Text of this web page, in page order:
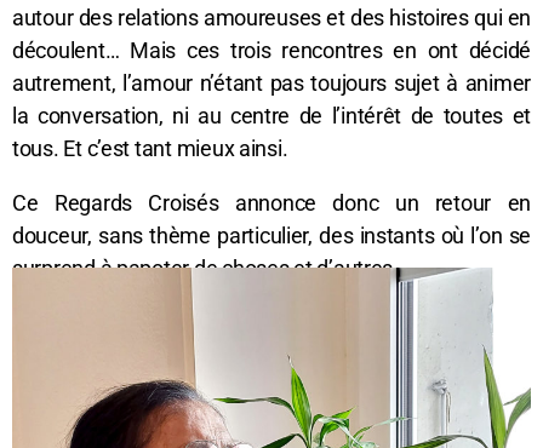
autour des relations amoureuses et des histoires qui en
découlent… Mais ces trois rencontres en ont décidé
autrement, l’amour n’étant pas toujours sujet à animer
la conversation, ni au centre de l’intérêt de toutes et
tous. Et c’est tant mieux ainsi.
Ce Regards Croisés annonce donc un retour en
douceur, sans thème particulier, des instants où l’on se
surprend à papoter de choses et d’autres.